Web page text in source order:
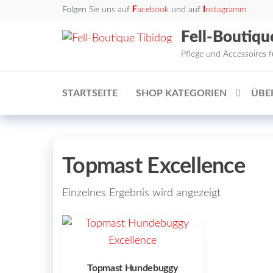
Folgen Sie uns auf Facebook und auf nstagramm
Fell-
Pflege und Accessoires
STARTSEITE SHOP KATEGORIEN
Topmast Excellence
Einzelnes Ergebnis wird angezeigt
Topmast Hundebuggy